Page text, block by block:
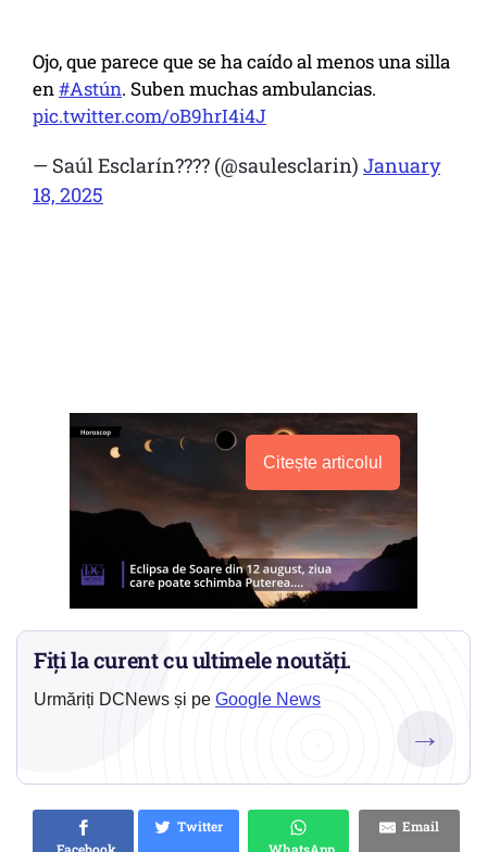
Ojo, que parece que se ha caído al menos una silla
en#Astún. Suben muchas ambulancias.
pic.twitter.com/oB9hrI4i4J
— Saúl Esclarín???? (@saulesclarin) January
18, 2025
Citește articolul
Fiți la curent cu ultimele noutăți.
Urmăriți DCNews și pe Google News
→
Twitter
Email